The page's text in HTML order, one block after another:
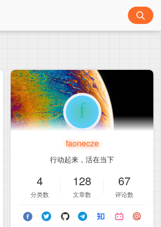
faonecze
行动起来，活在当下
4
分类数
128
文章数
67
评论数